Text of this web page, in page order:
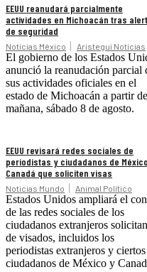
EEUU reanudará parcialmente
actividades en Michoacán tras
de seguridad
Noticias México Aristegui Noticias
El gobierno de los Estados
anunció la reanudación parcial
sus actividades oficiales en el
estado de Michoacán a partir de
mañana, sábado 8 de agosto.
EEUU revisará redes sociales de
periodistas y ciudadanos de
Canadá que soliciten visas
Noticias Mundo Animal Político
Estados Unidos ampliará el
de las redes sociales de los
ciudadanos extranjeros
de visados, incluidos los
periodistas extranjeros y ciertos
ciudadanos de México y